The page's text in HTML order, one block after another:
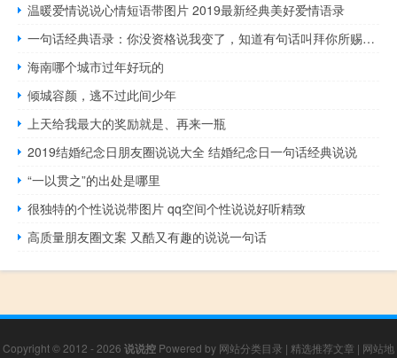
温暖爱情说说心情短语带图片 2019最新经典美好爱情语录
一句话经典语录：你没资格说我变了，知道有句话叫拜你所赐吗？
海南哪个城市过年好玩的
倾城容颜，逃不过此间少年
上天给我最大的奖励就是、再来一瓶
2019结婚纪念日朋友圈说说大全 结婚纪念日一句话经典说说
“一以贯之”的出处是哪里
很独特的个性说说带图片 qq空间个性说说好听精致
高质量朋友圈文案 又酷又有趣的说说一句话
Copyright © 2012 - 2026 说说控 Powered by 网站分类目录 | 精选推荐文章 | 网站地